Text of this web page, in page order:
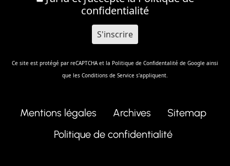
confidentialité
Ce site est protégé par reCAPTCHA et la Politique de Confidentalité de Google ainsi
que les Conditions de Service s'appliquent.
Mentions légales Archives
Sitemap
Politique de confidentialité